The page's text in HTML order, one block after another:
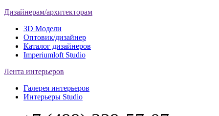
Дизайнерам/архитекторам
3D Модели
Оптовик/дизайнер
Каталог дизайнеров
Imperiumloft Studio
Лента интерьеров
Галерея интерьеров
Интерьеры Studio